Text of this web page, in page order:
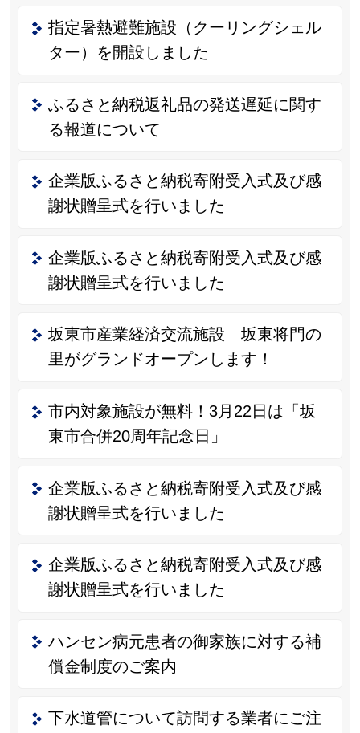
指定暑熱避難施設（クーリングシェル
ター）を開設しました
ふるさと納税返礼品の発送遅延に関す
る報道について
企業版ふるさと納税寄附受入式及び感
謝状贈呈式を行いました
企業版ふるさと納税寄附受入式及び感
謝状贈呈式を行いました
坂東市産業経済交流施設 坂東将門の
里がグランドオープンします！
市内対象施設が無料！3月22日は「坂
東市合併20周年記念日」
企業版ふるさと納税寄附受入式及び感
謝状贈呈式を行いました
企業版ふるさと納税寄附受入式及び感
謝状贈呈式を行いました
ハンセン病元患者の御家族に対する補
償金制度のご案内
下水道管について訪問する業者にご注